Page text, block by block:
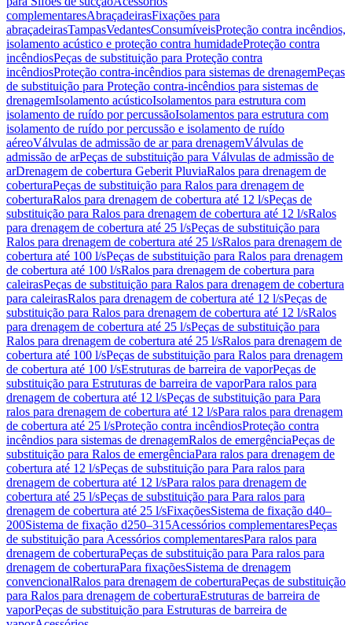
complementaresAbraçadeirasFixações para
abraçadeirasTampasVedantesConsumíveisProteção contra incêndios,
isolamento acústico e proteção contra humidadeProteção contra
incêndiosPeças de substituição para Proteção contra
incêndiosProteção contra-incêndios para sistemas de drenagemPeças
de substituição para Proteção contra-incêndios para sistemas de
drenagemIsolamento acústicoIsolamentos para estrutura com
isolamento de ruído por percussãoIsolamentos para estrutura com
isolamento de ruído por percussão e isolamento de ruído
aéreoVálvulas de admissão de ar para drenagemVálvulas de
admissão de arPeças de substituição para Válvulas de admissão de
arDrenagem de cobertura Geberit PluviaRalos para drenagem de
coberturaPeças de substituição para Ralos para drenagem de
coberturaRalos para drenagem de cobertura até 12 l/sPeças de
substituição para Ralos para drenagem de cobertura até 12 l/sRalos
para drenagem de cobertura até 25 l/sPeças de substituição para
Ralos para drenagem de cobertura até 25 l/sRalos para drenagem de
cobertura até 100 l/sPeças de substituição para Ralos para drenagem
de cobertura até 100 l/sRalos para drenagem de cobertura para
caleirasPeças de substituição para Ralos para drenagem de cobertura
para caleirasRalos para drenagem de cobertura até 12 l/sPeças de
substituição para Ralos para drenagem de cobertura até 12 l/sRalos
para drenagem de cobertura até 25 l/sPeças de substituição para
Ralos para drenagem de cobertura até 25 l/sRalos para drenagem de
cobertura até 100 l/sPeças de substituição para Ralos para drenagem
de cobertura até 100 l/sEstruturas de barreira de vaporPeças de
substituição para Estruturas de barreira de vaporPara ralos para
drenagem de cobertura até 12 l/sPeças de substituição para Para
ralos para drenagem de cobertura até 12 l/sPara ralos para drenagem
de cobertura até 25 l/sProteção contra incêndiosProteção contra
incêndios para sistemas de drenagemRalos de emergênciaPeças de
substituição para Ralos de emergênciaPara ralos para drenagem de
cobertura até 12 l/sPeças de substituição para Para ralos para
drenagem de cobertura até 12 l/sPara ralos para drenagem de
cobertura até 25 l/sPeças de substituição para Para ralos para
drenagem de cobertura até 25 l/sFixaçõesSistema de fixação d40–
200Sistema de fixação d250–315Acessórios complementaresPeças
de substituição para Acessórios complementaresPara ralos para
drenagem de coberturaPeças de substituição para Para ralos para
drenagem de coberturaPara fixaçõesSistema de drenagem
convencionalRalos para drenagem de coberturaPeças de substituição
para Ralos para drenagem de coberturaEstruturas de barreira de
vaporPeças de substituição para Estruturas de barreira de